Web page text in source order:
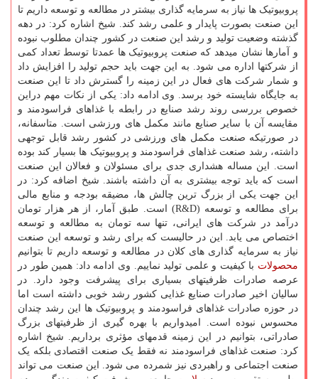
پروبیوتیک ها نیاز به سرمایه گذاری بیشتر در مطالعه و توسعه داریم تا
این صنعت بصورت پایدار و علمی رشد کند. شیخ اشاره کرد: در دهه
گذشته وضعیت تولید و رشد این صنعت در کشور چندان مطلوب نبوده
و آمارها نشان میدهد که صنعت پروبیوتیک ها عمدتا توسط تعداد کمی
از شرکتها اداره می شود. به این جهت باید حجم تولید را افزایش داد
و شمار شرکت های فعال در این زمینه را گسترش داد تا این صنعت
به جایگاه شایسته خود برسد. وی ادامه داد: یکی از نکات مهم دراین
خصوص بررسی روند رشد صنایع در رابطه با غذاهای فراسودمند و
مقایسه آن با سایر صنایع مانند مکمل های ورزشی است. متاسفانه،
در صورتیکه صنعت مکمل های ورزشی در کشور رشد قابل توجهی
داشته، رشد صنعت غذاهای فراسودمند و پروبیوتیک ها بسیار کند بوده
است. این مساله هشداری جدی برای مسئولان و فعالان این صنعت
است که باید توجه بیشتری به آن داشته باشند. شیخ اضافه کرد: در
این جهت یکی از بزرگ ترین چالش ها، مضیقه بودجه و منابع مالی
برای مطالعه و توسعه (R&D) است. طبق آمار، از هر هزار تومان
درآمد در شرکت های ایرانی، تنها سه تومان به مطالعه و توسعه
اختصاص می یابد. این در حالیست که برای رشد و توسعه این صنعت
نیاز به سرمایه گذاری های کلان در مطالعه و توسعه داریم تا بتوانیم
محصولات با کیفیت و علمی تولید نماییم. وی ادامه داد: همین طور در
عرصه صادرات ظرفیتهای بسیاری برای پیشرفت وجود دارد. در
سالیان اخیر صادرات صنایع غذایی کشور رشد خوبی داشته است اما
در حوزه صادرات غذاهای فراسودمند و پروبیوتیک ها این رشد چندان
محسوس نبوده است. امیدواریم با بهره گیری از ظرفیتهای بزرگ
صادراتی، بتوانیم در این زمینه قدمهای مؤثری برداریم. شیخ اشاره
کرد: صنعت غذاهای فراسودمند نه فقط یک صنعت اقتصادی بلکه یک
صنعت اجتماعی و راهبردی نیز شمرده می شود. این صنعت می تواند